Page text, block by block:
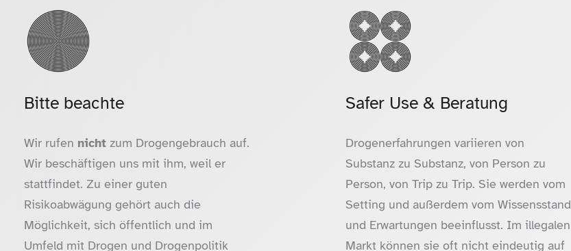
Bitte beachte
Wir rufen nicht zum Drogengebrauch auf.
Wir beschäftigen uns mit ihm, weil er
stattfindet. Zu einer guten
Risikoabwägung gehört auch die
Möglichkeit, sich öffentlich und im
Umfeld mit Drogen und Drogenpolitik
Safer Use & Beratung
Drogenerfahrungen variieren von
Substanz zu Substanz, von Person zu
Person, von Trip zu Trip. Sie werden vom
Setting und außerdem vom Wissensstand
und Erwartungen beeinflusst. Im illegalen
Markt können sie oft nicht eindeutig auf